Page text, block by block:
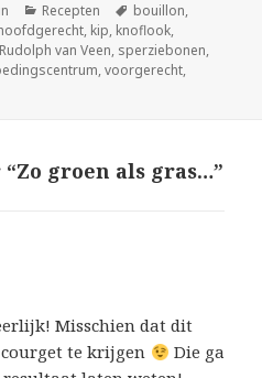
Categorieën
Recepten Tags
bouillon,
, kip, knoflook,
Rudolph van Veen, sperziebonen,
,voorgerecht,
groen als gras…”
Misschien dat dit
te krijgen
Die ga